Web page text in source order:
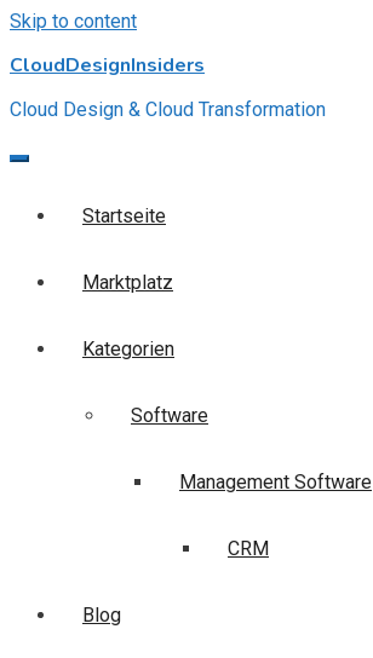
Skip to content
CloudDesignInsiders
Cloud Design & Cloud Transformation
Startseite
Marktplatz
Kategorien
Software
Management Software
CRM
Blog